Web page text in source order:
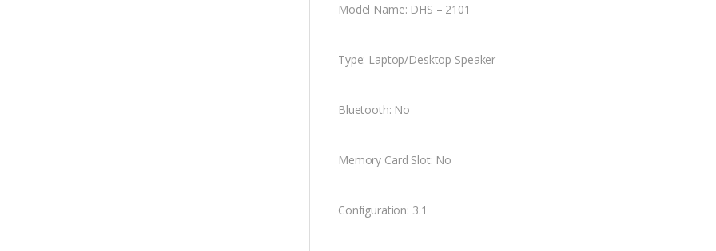
Model Name: DHS – 2101
Type: Laptop/Desktop Speaker
Bluetooth: No
Memory Card Slot: No
Configuration: 3.1